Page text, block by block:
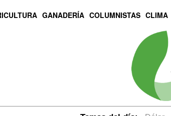
GANADERÍA COLUMNISTAS CLIMA